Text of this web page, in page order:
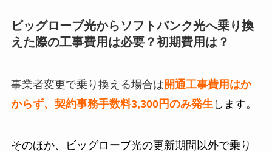
ビッグローブ光からソフトバンク光へ乗り換
えた際の工事費用は必要？初期費用は？
事業者変更で乗り換える場合は 開通工事費用はか
からず、契約事務手数料3,300円のみ発生 します。
そのほか、ビッグローブ光の更新期間以外で乗り